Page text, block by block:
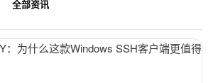
全部资讯